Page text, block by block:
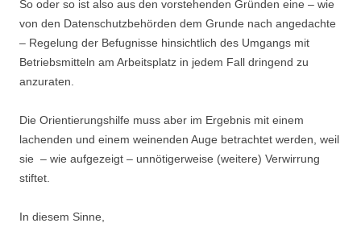
So oder so ist also aus den vorstehenden Gründen eine – wie
von den Datenschutzbehörden dem Grunde nach angedachte
– Regelung der Befugnisse hinsichtlich des Umgangs mit
Betriebsmitteln am Arbeitsplatz in jedem Fall dringend zu
anzuraten.
Die Orientierungshilfe muss aber im Ergebnis mit einem
lachenden und einem weinenden Auge betrachtet werden, weil
sie – wie aufgezeigt – unnötigerweise (weitere) Verwirrung
stiftet.
In diesem Sinne,